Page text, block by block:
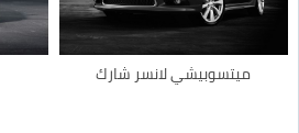
ميتسوبيشي لانسر شارك